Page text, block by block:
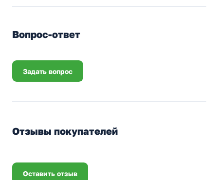
Вопрос-ответ
Задать вопрос
Отзывы покупателей
Оставить отзыв